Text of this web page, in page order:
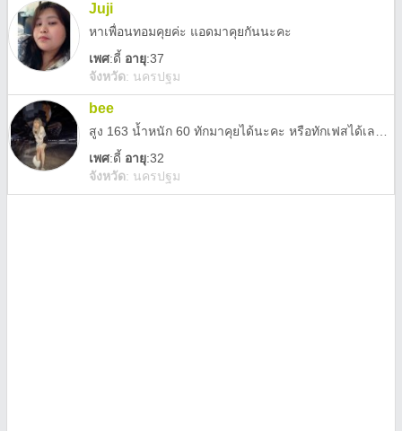
Juji
หาเพื่อนทอมคุยค่ะ แอดมาคุยกันนะคะ
เพศ:ดี้ อายุ:37
จังหวัด: นครปฐม
bee
เพศ:ดี้ อายุ:32
จังหวัด: นครปฐม